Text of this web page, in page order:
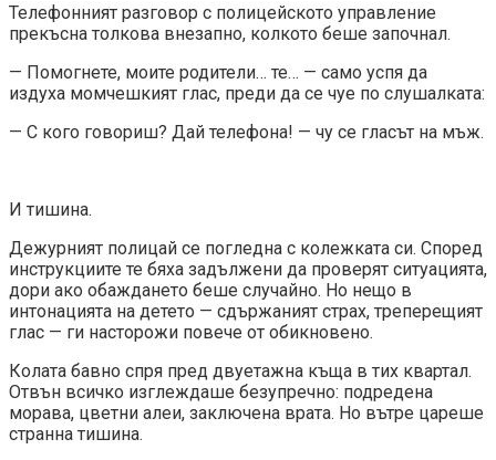
Телефонният разговор с полицейското управление
прекъсна толкова внезапно, колкото беше започнал.
— Помогнете, моите родители… те… — само успя да
издуха момчешкият глас, преди да се чуе по слушалката:
— С кого говориш? Дай телефона! — чу се гласът на мъж.
И тишина.
Дежурният полицай се погледна с колежката си. Според
инструкциите те бяха задължени да проверят ситуацията,
дори ако обаждането беше случайно. Но нещо в
интонацията на детето — сдържаният страх, треперещият
глас — ги насторожи повече от обикновено.
Колата бавно спря пред двуетажна къща в тих квартал.
Отвън всичко изглеждаше безупречно: подредена
морава, цветни алеи, заключена врата. Но вътре цареше
странна тишина.